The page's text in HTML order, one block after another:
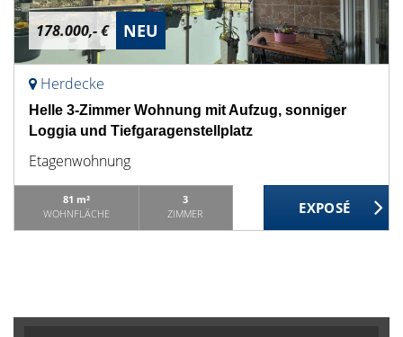
178.000,- € NEU
Herdecke
Helle 3-Zimmer Wohnung mit Aufzug, sonniger
Loggia und Tiefgaragenstellplatz
Etagenwohnung
81 m²
WOHNFLÄCHE
3
ZIMMER